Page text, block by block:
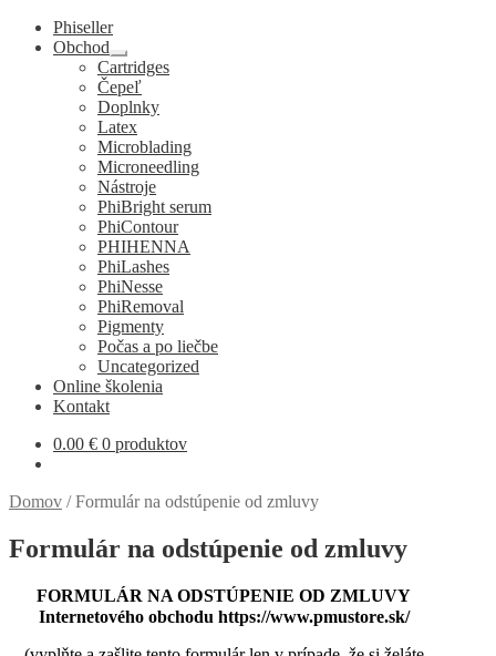
Phiseller
Obchod
Rozbaliť
podradené
menu
Cartridges
Čepeľ
Doplnky
Latex
Microblading
Microneedling
Nástroje
PhiBright serum
PhiContour
PHIHENNA
PhiLashes
PhiNesse
PhiRemoval
Pigmenty
Počas a po liečbe
Uncategorized
Online školenia
Kontakt
0.00 € 0 produktov
Domov /Formulár na odstúpenie od zmluvy
Formulár na odstúpenie od zmluvy
FORMULÁR NA ODSTÚPENIE OD ZMLUVY
Internetového obchodu https://www.pmustore.sk/